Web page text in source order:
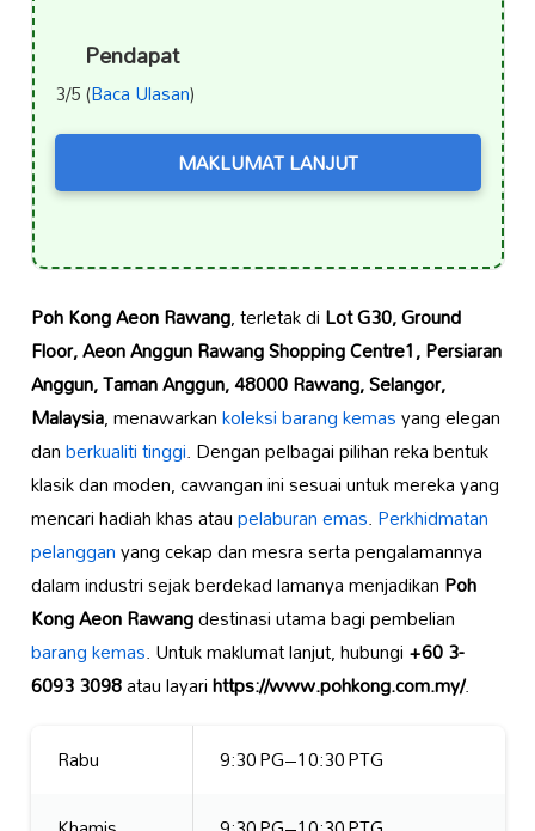
Pendapat
3/5 (Baca Ulasan)
MAKLUMAT LANJUT
Poh Kong Aeon Rawang, terletak diLot G30, Ground
Floor, Aeon Anggun Rawang Shopping Centre1, Persiaran
Anggun, Taman Anggun, 48000 Rawang, Selangor,
Malaysia, menawarkankoleksi barang kemasyang elegan
danberkualiti tinggi. Dengan pelbagai pilihan reka bentuk
klasik dan moden, cawangan ini sesuai untuk mereka yang
mencari hadiah khas ataupelaburan emas.Perkhidmatan
pelangganyang cekap dan mesra serta pengalamannya
dalam industri sejak berdekad lamanya menjadikanPoh
Kong Aeon Rawangdestinasi utama bagi pembelian
barang kemas. Untuk maklumat lanjut, hubungi+60 3-
6093 3098atau layarihttps://www.pohkong.com.my/.
Rabu
9:30 PG–10:30 PTG